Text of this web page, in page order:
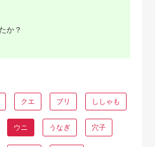
か？
クエ ブリ ししゃも
ウニ うなぎ 穴子